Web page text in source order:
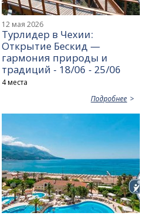
12 мая 2026
Турлидер в Чехии:
Открытие Бескид —
гармония природы и
традиций - 18/06 - 25/06
4 места
Подробнее